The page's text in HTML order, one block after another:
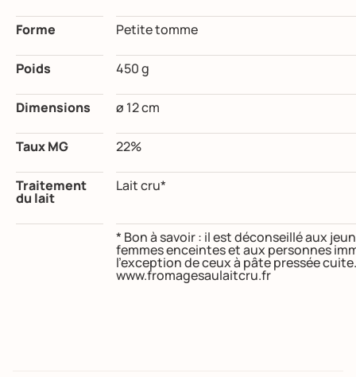
Forme Petite tomme
Poids 450 g
Dimensions ø 12 cm
Taux MG 22%
Traitement
du lait
Lait cru*
* Bon à savoir : il est déconseillé aux
femmes enceintes et aux personnes
l’exception de ceux à pâte pressée
www.fromagesaulaitcru.fr